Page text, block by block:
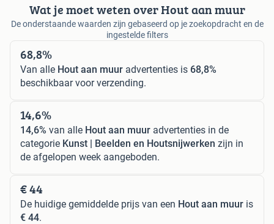
Wat je moet weten over Hout aan muur
De onderstaande waarden zijn gebaseerd op je zoekopdracht en de
ingestelde filters
68,8%
Van alle Hout aan muur advertenties is 68,8%
beschikbaar voor verzending.
14,6%
14,6% van alle Hout aan muur advertenties in de
categorie Kunst | Beelden en Houtsnijwerken zijn in
de afgelopen week aangeboden.
€ 44
De huidige gemiddelde prijs van een Hout aan muur is
€ 44.